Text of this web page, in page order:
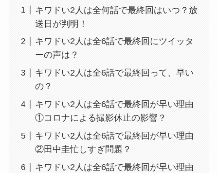
キワドい2人は全何話で最終回はいつ？放
送日が判明！
キワドい2人は全6話で最終回にツイッタ
ーの声は？
キワドい2人は全6話で最終回って、早い
の？
キワドい2人は全6話で最終回が早い理由
①コロナによる撮影休止の影響？
キワドい2人は全6話で最終回が早い理由
②田中圭忙しすぎ問題？
キワドい2人は全6話で最終回が早い理由